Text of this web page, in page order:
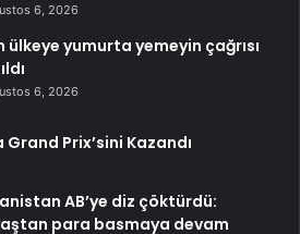
6, 2026
ülkeye yumurta yemeyin çağrısı
6, 2026
Prix’sini Kazandı
AB’ye diz çöktürdü:
para basmaya devam